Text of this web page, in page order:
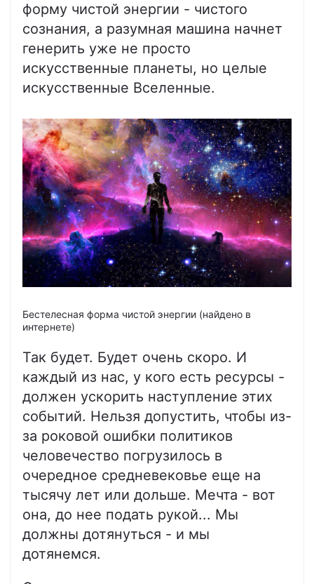
форму чистой энергии - чистого
сознания, а разумная машина начнет
генерить уже не просто
искусственные планеты, но целые
искусственные Вселенные.
Бестелесная форма чистой энергии (найдено в
интернете)
Так будет. Будет очень скоро. И
каждый из нас, у кого есть ресурсы -
должен ускорить наступление этих
событий. Нельзя допустить, чтобы из-
за роковой ошибки политиков
человечество погрузилось в
очередное средневековье еще на
тысячу лет или дольше. Мечта - вот
она, до нее подать рукой... Мы
должны дотянуться - и мы
дотянемся.